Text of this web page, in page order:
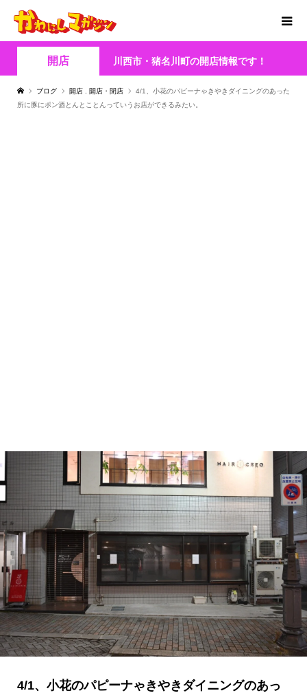
開店 川西市・猪名川町の開店情報です！
ブログ 開店 開店・閉店
4/1、小花のパピーナゃきやきダイニングのあった
所に豚にポン酒とんとことんっていうお店ができるみたい。
4/1、小花のパピーナゃきやきダイニングのあっ